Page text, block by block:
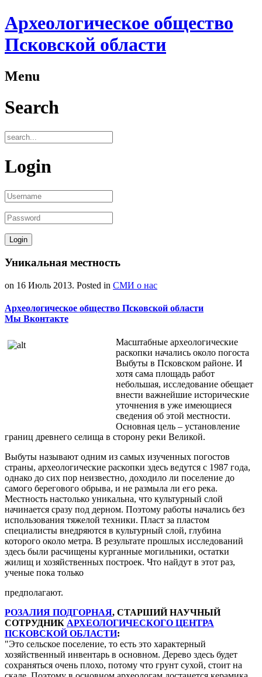
Археологическое общество
Псковской области
Menu
Search
Login
Уникальная местность
on 16 Июль 2013. Posted in СМИ о нас
Археологическое общество Псковской области
Мы Вконтакте
Масштабные археологические
раскопки начались около погоста
Выбуты в Псковском районе. И
хотя сама площадь работ
небольшая, исследование обещает
внести важнейшие исторические
уточнения в уже имеющиеся
сведения об этой местности.
Основная цель – установление
границ древнего селища в сторону реки Великой.
Выбуты называют одним из самых изученных погостов
страны, археологические раскопки здесь ведутся с 1987 года,
однако до сих пор неизвестно, доходило ли поселение до
самого берегового обрыва, и не размыла ли его река.
Местность настолько уникальна, что культурный слой
начинается сразу под дерном. Поэтому работы начались без
использования тяжелой техники. Пласт за пластом
специалисты внедряются в культурный слой, глубина
которого около метра. В результате прошлых исследований
здесь были расчищены курганные могильники, остатки
жилищ и хозяйственных построек. Что найдут в этот раз,
ученые пока только
предполагают.
РОЗАЛИЯ ПОДГОРНАЯ, СТАРШИЙ НАУЧНЫЙ
СОТРУДНИК АРХЕОЛОГИЧЕСКОГО ЦЕНТРА
ПСКОВСКОЙ ОБЛАСТИ:
Это сельское поселение, то есть это характерный
хозяйственный инвентарь в основном. Дерево здесь будет
сохраняться очень плохо, потому что грунт сухой, стоит на